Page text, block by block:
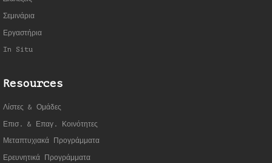
Σεμινάρια
Εργαστήρια
In Situ
Resources
Λίστες & Ομάδες
Επισ. & Επαγ. Κοινότητες
Μεταπτυχιακά Προγράμματα
Ερευνητικά Προγράμματα